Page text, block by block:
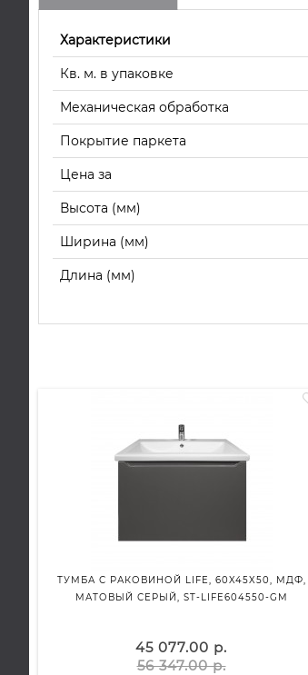
Характеристики
Кв. м. в упаковке
Механическая обработка
Покрытие паркета
Цена за
Высота (мм)
Ширина (мм)
Длина (мм)
ТУМБА С РАКОВИНОЙ LIFE, 60X45X50, МДФ,
МАТОВЫЙ СЕРЫЙ, ST-LIFE604550-GM
45 077.00 р.
56 347.00 р.